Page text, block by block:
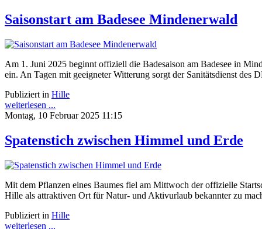
Saisonstart am Badesee Mindenerwald
Am 1. Juni 2025 beginnt offiziell die Badesaison am Badesee in
ein. An Tagen mit geeigneter Witterung sorgt der Sanitätsdienst
Publiziert in Hille
weiterlesen ...
Montag, 10 Februar 2025 11:15
Spatenstich zwischen Himmel und Erde
Mit dem Pflanzen eines Baumes fiel am Mittwoch der offizielle
Hille als attraktiven Ort für Natur- und Aktivurlaub bekannter zu
Publiziert in Hille
weiterlesen ...